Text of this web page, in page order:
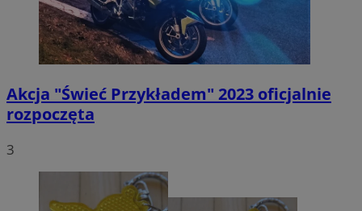
Akcja "Świeć Przykładem" 2023 oficjalnie
rozpoczęta
3